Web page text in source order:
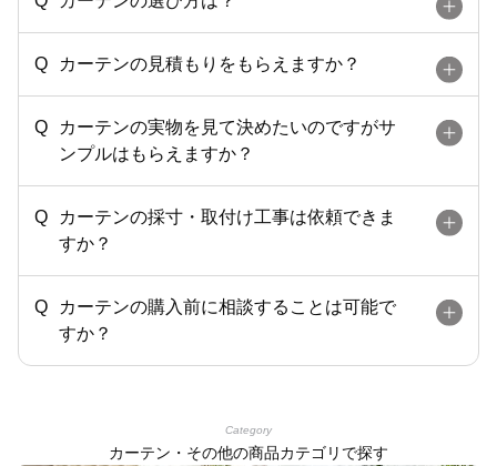
カーテンの見積もりをもらえますか？
カーテンの実物を見て決めたいのですがサ
ンプルはもらえますか？
カーテンの採寸・取付け工事は依頼できま
すか？
カーテンの購入前に相談することは可能で
すか？
Category
カーテン・その他の商品カテゴリで探す